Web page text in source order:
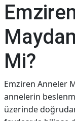
Mi?
Emziren Anneler
annelerin
üzerinde